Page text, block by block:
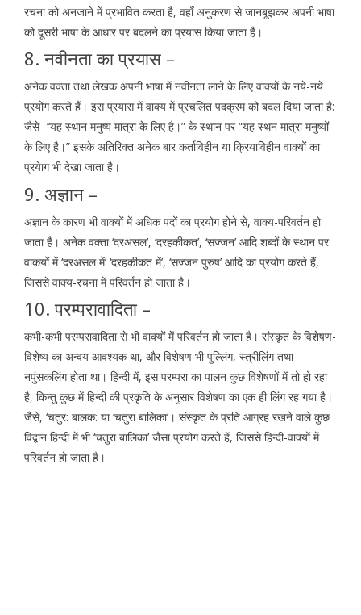
रचना को अनजाने में प्रभावित करता है, वहाँ अनुकरण से जानबूझकर अपनी भाषा
को दूसरी भाषा के आधार पर बदलने का प्रयास किया जाता है।
8. नवीनता का प्रयास –
अनेक वक्ता तथा लेखक अपनी भाषा में नवीनता लाने के लिए वाक्यों के नये-नये
प्रयोग करते हैं। इस प्रयास में वाक्य में प्रचलित पदक्रम को बदल दिया जाता है:
जैसे- ‘‘यह स्थान मनुष्य मात्रा के लिए है।” के स्थान पर “यह स्थन मात्रा मनुष्यों
के लिए है।” इसके अतिरिक्त अनेक बार कर्ताविहीन या क्रियाविहीन वाक्यों का
प्रयेाग भी देखा जाता है।
9. अज्ञान –
अज्ञान के कारण भी वाक्यों में अधिक पदों का प्रयोग होने से, वाक्य-परिवर्तन हो
जाता है। अनेक वक्ता ‘दरअसल’, ‘दरहकीकत’, ‘सज्जन’ आदि शब्दों के स्थान पर
वाकयों में ‘दरअसल में’ ‘दरहकीकत में’, ‘सज्जन पुरुष’ आदि का प्रयोग करते हैं,
जिससे वाक्य-रचना में परिवर्तन हो जाता है।
10. परम्परावादिता –
कभी-कभी परम्परावादिता से भी वाक्यों में परिवर्तन हो जाता है। संस्कृत के विशेषण-
विशेष्य का अन्वय आवश्यक था, और विशेषण भी पुल्लिंग, स्त्रीलिंग तथा
नपुंसकलिंग होता था। हिन्दी में, इस परम्परा का पालन कुछ विशेषणों में तो हो रहा
है, किन्तु कुछ में हिन्दी की प्रकृति के अनुसार विशेषण का एक ही लिंग रह गया है।
जैसे, ‘चतुर: बालक: या ‘चतुरा बालिका’। संस्कृत के प्रति आग्रह रखने वाले कुछ
विद्वान हिन्दी में भी ‘चतुरा बालिका’ जैसा प्रयोग करते हें, जिससे हिन्दी-वाक्यों में
परिवर्तन हो जाता है।